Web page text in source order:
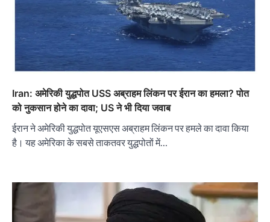
Iran: अमेरिकी युद्धपोत USS अब्राहम लिंकन पर ईरान का हमला? पोत
को नुकसान होने का दावा; US ने भी दिया जवाब
ईरान ने अमेरिकी युद्धपोत यूएसएस अब्राहम लिंकन पर हमले का दावा किया
है। यह अमेरिका के सबसे ताकतवर युद्धपोतों में…